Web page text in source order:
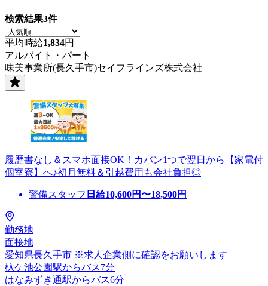
検索結果3件
平均時給1,834円
アルバイト・パート
味美事業所(長久手市)セイフラインズ株式会社
履歴書なし＆スマホ面接OK！カバン1つで翌日から【家電付
個室寮】へ♪初月無料＆引越費用も会社負担◎
警備スタッフ 日給10,600円〜18,500円
勤務地
面接地
愛知県長久手市 ※求人企業側に確認をお願いします
杁ケ池公園駅からバス7分
はなみずき通駅からバス6分